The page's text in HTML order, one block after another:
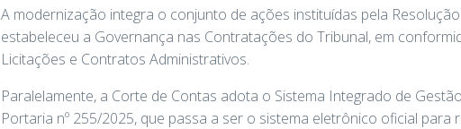
A modernização integra o conjunto de ações instituídas pela
estabeleceu a Governança nas Contratações do Tribunal, em
Licitações e Contratos Administrativos.
Paralelamente, a Corte de Contas adota o Sistema Integrado de
Portaria nº 255/2025, que passa a ser o sistema eletrônico oficial